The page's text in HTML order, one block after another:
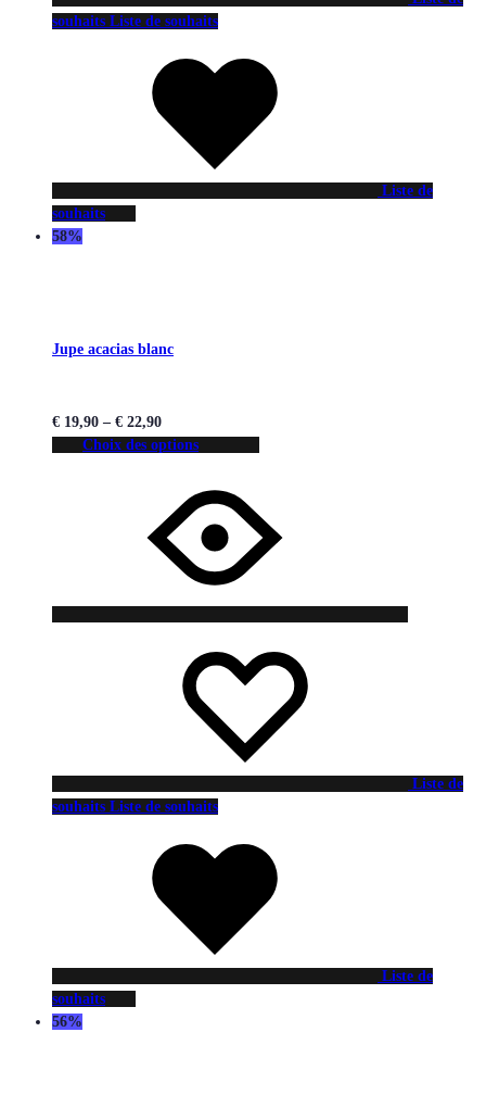
souhaits Liste de souhaits
Liste de
souhaits
58%
Jupe acacias blanc
€ 19,90 – € 22,90
Choix des options
Liste de
souhaits Liste de souhaits
Liste de
souhaits
56%